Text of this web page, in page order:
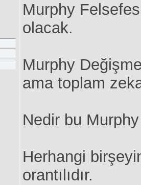
Murphy
olacak.
Murphy
ama toplam
Nedir bu
Herhangi
orantılıdır.